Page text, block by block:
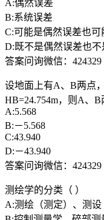
A:偶然误差
B:系统误差
C:可能是偶然误差也可
D:既不是偶然误差也不
答案问询微信：424329
设地面上有A、B两点
HB=24.754m，则A、B
A:5.568
B:－5.568
C:43.940
D:－43.940
答案问询微信：424329
测绘学的分类（ ）
A:测绘（测定）、测设